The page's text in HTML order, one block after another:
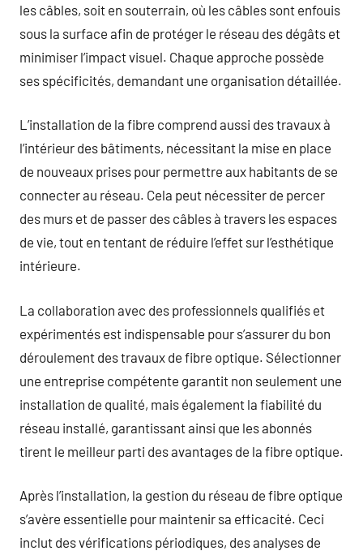
les câbles, soit en souterrain, où les câbles sont enfouis
sous la surface afin de protéger le réseau des dégâts et
minimiser l’impact visuel. Chaque approche possède
ses spécificités, demandant une organisation détaillée.
L’installation de la fibre comprend aussi des travaux à
l’intérieur des bâtiments, nécessitant la mise en place
de nouveaux prises pour permettre aux habitants de se
connecter au réseau. Cela peut nécessiter de percer
des murs et de passer des câbles à travers les espaces
de vie, tout en tentant de réduire l’effet sur l’esthétique
intérieure.
La collaboration avec des professionnels qualifiés et
expérimentés est indispensable pour s’assurer du bon
déroulement des travaux de fibre optique. Sélectionner
une entreprise compétente garantit non seulement une
installation de qualité, mais également la fiabilité du
réseau installé, garantissant ainsi que les abonnés
tirent le meilleur parti des avantages de la fibre optique.
Après l’installation, la gestion du réseau de fibre optique
s’avère essentielle pour maintenir sa efficacité. Ceci
inclut des vérifications périodiques, des analyses de